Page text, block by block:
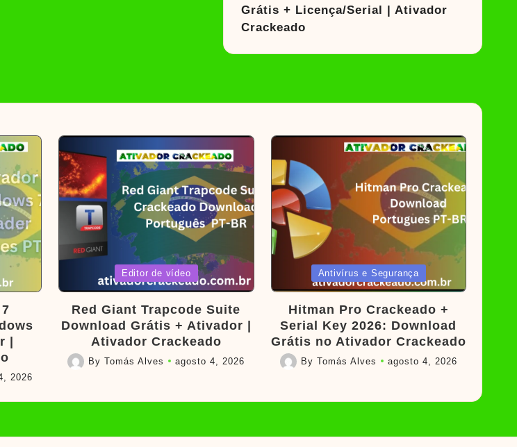
Grátis + Licença/Serial | Ativador
Crackeado
|
2026
in
Editor de vídeo
Red Giant Trapcode Suite
Download Grátis + Ativador |
Ativador Crackeado
Posted
ByTomás Alves agosto 4, 2026
Posted
in
Antivírus e Segurança
Hitman Pro Crackeado +
Serial Key 2026: Download
Grátis no Ativador Crackeado
Posted
By Tomás Alves agosto 4, 2026